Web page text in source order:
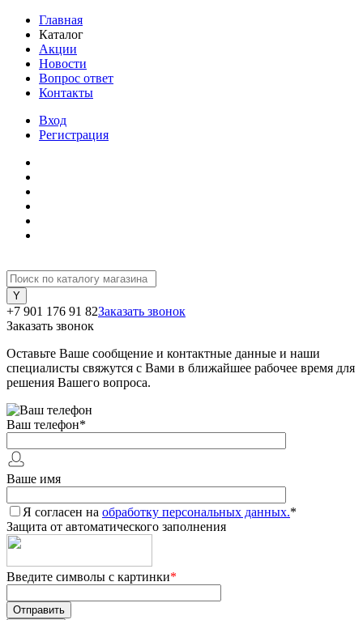
Главная
Каталог
Акции
Новости
Вопрос ответ
Контакты
Вход
Регистрация
+7 901 176 91 82Заказать звонок
Заказать звонок
Оставьте Ваше сообщение и контактные данные и наши
специалисты свяжутся с Вами в ближайшее рабочее время для
решения Вашего вопроса.
Ваш телефон*
Ваше имя
Я согласен на обработку персональных данных.*
Защита от автоматического заполнения
Введите символы с картинки*